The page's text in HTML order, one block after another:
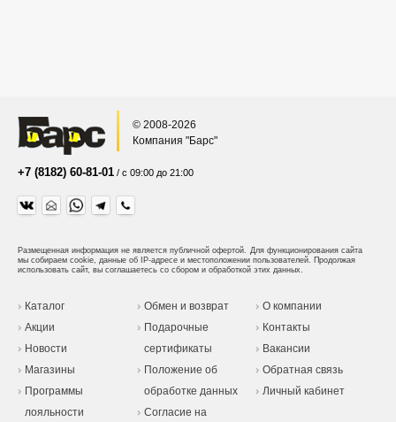
© 2008-2026
Компания "Барс"
+7 (8182) 60-81-01 / с 09:00 до 21:00
Размещенная информация не является публичной офертой. Для функционирования сайта
мы собираем cookie, данные об IP-адресе и местоположении пользователей. Продолжая
использовать сайт, вы соглашаетесь со сбором и обработкой этих данных.
Каталог
Акции
Новости
Магазины
Программы
лояльности
Обмен и возврат
Подарочные
сертификаты
Положение об
обработке данных
Согласие на
О компании
Контакты
Вакансии
Обратная связь
Личный кабинет